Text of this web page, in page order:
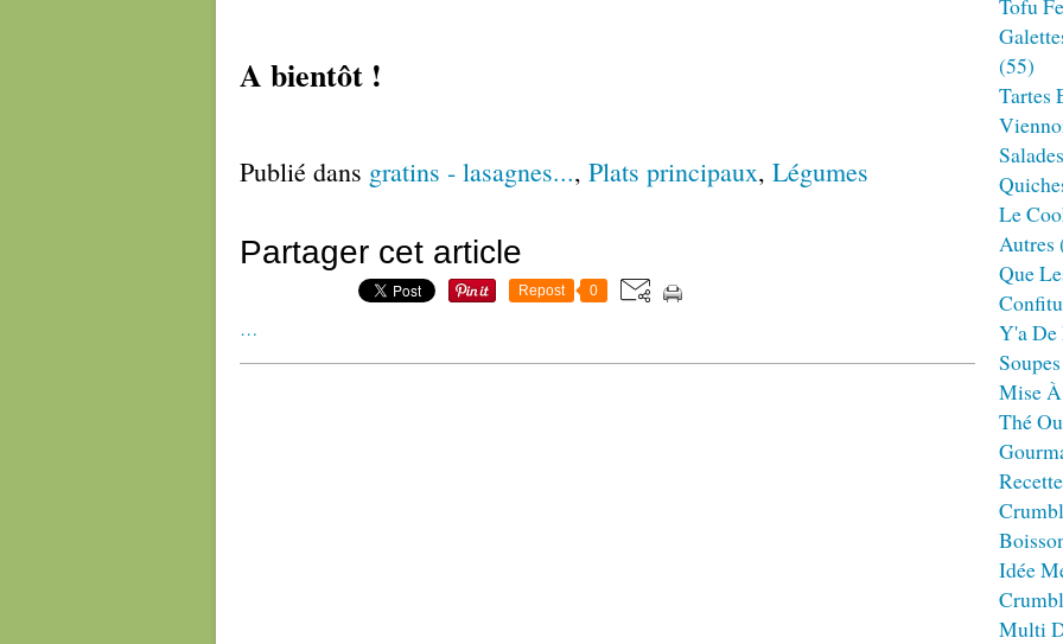
A bientôt !
Publié dans gratins - lasagnes..., Plats principaux, Légumes
Partager cet article
Repost 0
…
Tofu
(55)
Tartes
Salades
Le
Autres
Que
Y'a De
Soupes
Mise
Thé
Idée
Multi